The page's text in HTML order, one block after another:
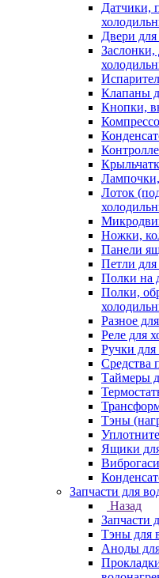
Датчики,
Двери
Заслонки,
Клапаны
Кнопки,
Лоток
Ножки,
Панели
Петли для
Полки на
Полки,
Разное
Реле для
Ручки для
Средства
Таймеры
Тэны
Ящики
Запчасти для
Назад
Запчасти
Тэны для
Аноды